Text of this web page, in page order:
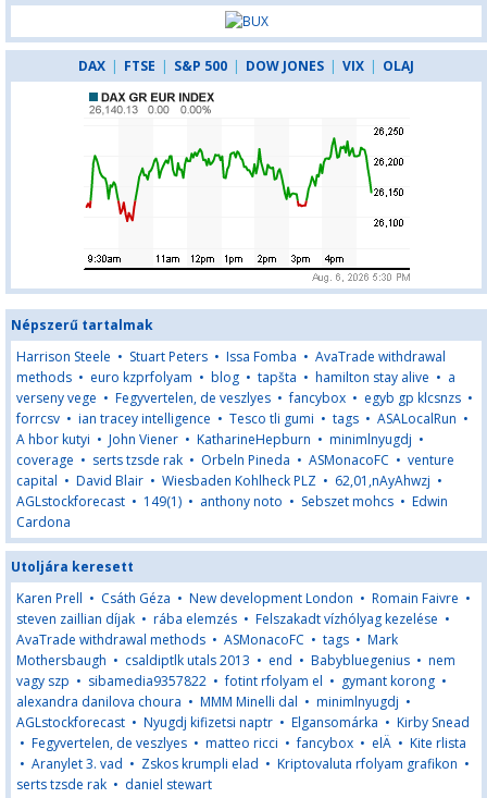
DAX | FTSE | S&P 500 | DOW JONES | VIX | OLAJ
Népszerű tartalmak
Harrison Steele • Stuart Peters • Issa Fomba • AvaTrade withdrawal
methods • euro kzprfolyam • blog • tapšta • hamilton stay alive • a
verseny vege • Fegyvertelen, de veszlyes •fancybox • egyb gp klcsnzs •
forrcsv • ian tracey intelligence • Tesco tli gumi • tags • ASALocalRun •
A hbor kutyi • John Viener • KatharineHepburn • minimlnyugdj •
coverage • serts tzsde rak • Orbeln Pineda • ASMonacoFC • venture
capital • David Blair • Wiesbaden Kohlheck PLZ • 62,01,nAyAhwzj •
AGLstockforecast • 149(1) • anthony noto • Sebszet mohcs • Edwin
Cardona
Utoljára keresett
Karen Prell • Csáth Géza • New development London • Romain Faivre •
steven zaillian díjak • rába elemzés • Felszakadt vízhólyag kezelése •
AvaTrade withdrawal methods • ASMonacoFC • tags • Mark
Mothersbaugh • csaldiptlk utals 2013 • end • Babybluegenius • nem
vagy szp • sibamedia9357822 •fotint rfolyam el • gymant korong •
alexandra danilova choura • MMM Minelli dal • minimlnyugdj •
AGLstockforecast • Nyugdj kifizetsi naptr • Elgansomárka • Kirby Snead
• Fegyvertelen, de veszlyes • matteo ricci •fancybox • elÄ • Kite rlista
• Aranylet 3. vad • Zskos krumpli elad • Kriptovaluta rfolyam grafikon •
serts tzsde rak • daniel stewart